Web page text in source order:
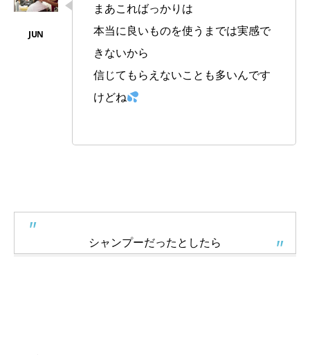
まあこればっかりは
本当に良いものを使うまでは実感で
きないから
信じてもらえないことも多いんです
けどね
シャンプーだったとしたら